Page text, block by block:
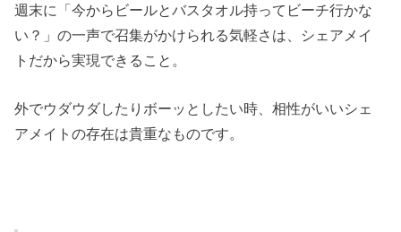
週末に「今からビールとバスタオル持ってビーチ行かな
い？」の一声で召集がかけられる気軽さは、シェアメイ
トだから実現できること。
外でウダウダしたりボーッとしたい時、相性がいいシェ
アメイトの存在は貴重なものです。